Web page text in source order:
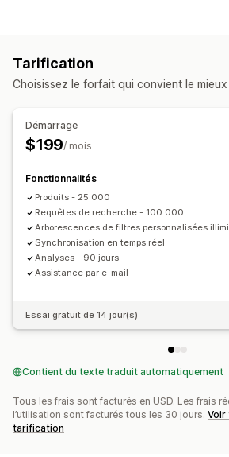
Mise en avant des produits
Recherche personnalisée Classement
Personnalisation de l’affichage
Style personnalisé
Filtres personnalisés
Page de
Analyses de données
Connaissances issues de l’IA
Suivi
Utilisation des filtres
Analyses de
HTML
JavaScript
Tarification
Choisissez le forfait qui convient le
Démarrage
$199/ mois
Fonctionnalités
Produits - 25 000
Requêtes de recherche - 100 000
Arborescences de filtres personnalisées
Synchronisation en temps réel
Analyses - 90 jours
Assistance par e-mail
Essai gratuit de 14 jour(s)
Contient du texte traduit automatiquement
Tous les frais sont facturés en USD. Les frais
l’utilisation sont facturés tous les 30 jours. Voir
tarification